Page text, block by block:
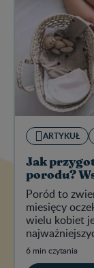
ARTYKUŁ
Jak
porodu?
Poród to
miesięcy
wielu kobiet
życiu.
6 min czytania